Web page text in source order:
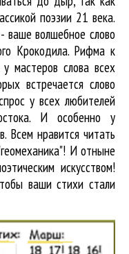
поэзии 21 века.
ваше волшебное слово
Крокодила. Рифма к
у мастеров слова всех
встречается слово
у всех любителей
И особенно у
Всем нравится читать
И отныне
искусством!
ваши стихи стали